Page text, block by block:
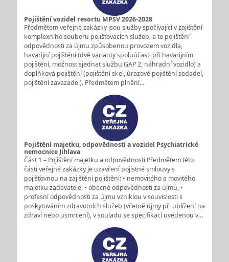
Pojištění vozidel resortu MPSV 2026-2028
Předmětem veřejné zakázky jsou služby spočívající v zajištění
komplexního souboru pojišťovacích služeb, a to pojištění
odpovědnosti za újmu způsobenou provozem vozidla,
havarijní pojištění (dvě varianty spoluúčasti při havarijním
pojištění, možnost sjednat službu GAP 2, náhradní vozidlo) a
doplňková pojištění (pojištění skel, úrazové pojištění sedadel,
pojištění zavazadel). Předmětem plnění…
Pojištění majetku, odpovědnosti a vozidel Psychiatrické
nemocnice Jihlava
Část 1 – Pojištění majetku a odpovědnosti Předmětem této
části veřejné zakázky je uzavření pojistné smlouvy s
pojišťovnou na zajištění pojištění: • nemovitého a movitého
majetku zadavatele, • obecné odpovědnosti za újmu, •
profesní odpovědnosti za újmu vzniklou v souvislosti s
poskytováním zdravotních služeb (včetně újmy při ublížení na
zdraví nebo usmrcení), v souladu se specifikací uvedenou v…